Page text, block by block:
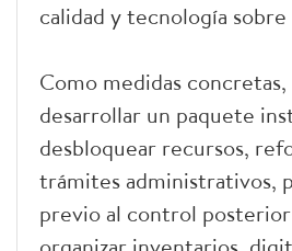
calidad y tecnología
Como medidas
desarrollar un paquete
desbloquear recursos,
trámites administrativos,
previo al control